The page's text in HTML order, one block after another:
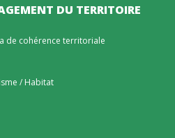
DU TERRITOIRE
de cohérence territoriale
/ Habitat